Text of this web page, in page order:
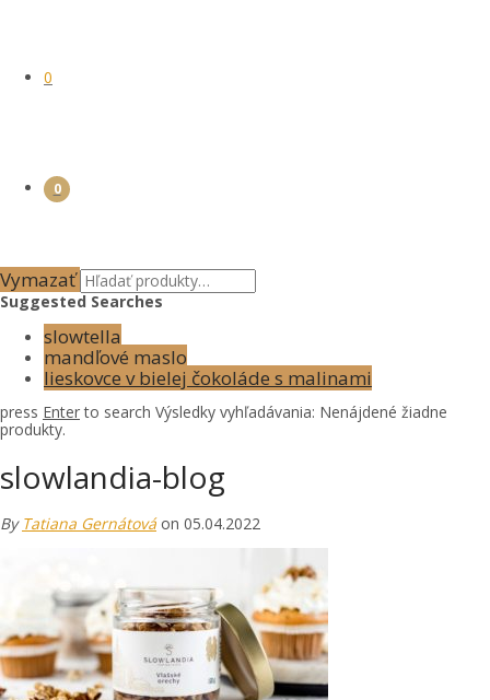
0
0
Vymazať
Suggested Searches
slowtella
mandľové maslo
lieskovce v bielej čokoláde s malinami
press Enterto search Výsledky vyhľadávania: Nenájdené žiadne
produkty.
slowlandia-blog
By Tatiana Gernátová on 05.04.2022